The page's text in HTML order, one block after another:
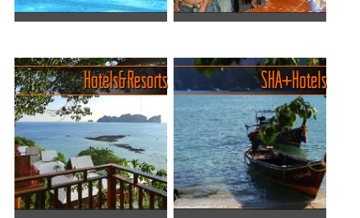
Die Phi-Phi-Inseln bieten im
klaren, türkisgrünen und
sehr ruhigen Meer eine
breite Palette von
Wassersportaktivitäten für
Abenteuerlustige und
Wasser...
Koh Phi Phi ist eine der
bekanntesten Inselgruppen
Thailands. Die Insel ist
bekannt für ihre
atemberaubenden Strände
und spektakulären
Landschaften. A...
Hotels & Resorts SHA+ Hotels